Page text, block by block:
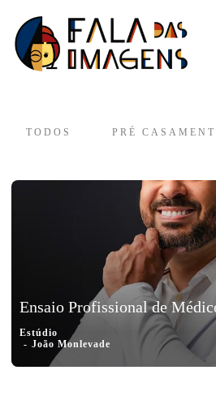
TODOS PRÉ
Estúdio
João Monlevade